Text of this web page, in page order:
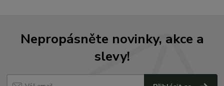
Nepropásněte novinky, akce a
slevy!